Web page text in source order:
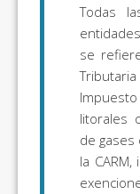
Todas
se
litorales
de
la